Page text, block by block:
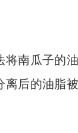
南瓜子的
后的油脂